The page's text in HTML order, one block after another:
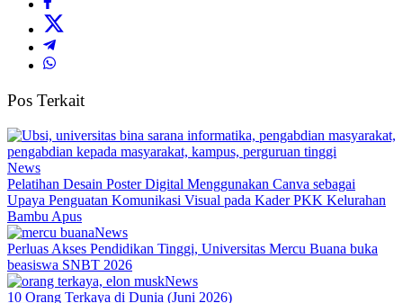
Pos Terkait
News
Pelatihan Desain Poster Digital Menggunakan Canva sebagai
Upaya Penguatan Komunikasi Visual pada Kader PKK Kelurahan
Bambu Apus
News
Perluas Akses Pendidikan Tinggi, Universitas Mercu Buana buka
beasiswa SNBT 2026
News
10 Orang Terkaya di Dunia (Juni 2026)